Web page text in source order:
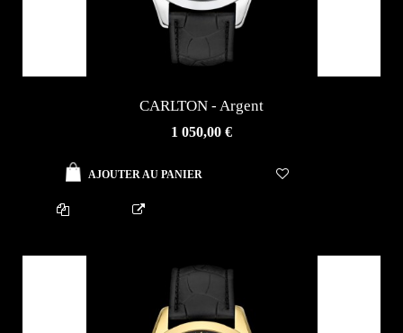
AJOUTER AU PANIER
CARLTON - Argent
1 050,00 €
AJOUTER AU PANIER